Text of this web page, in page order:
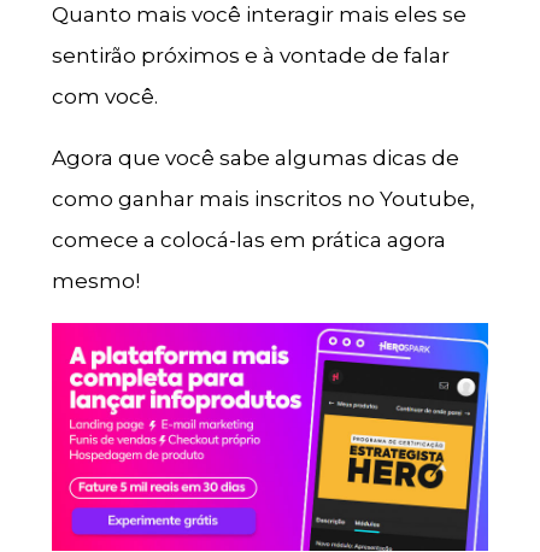
Quanto mais você interagir mais eles se
sentirão próximos e à vontade de falar
com você.
Agora que você sabe algumas dicas de
como ganhar mais inscritos no Youtube,
comece a colocá-las em prática agora
mesmo!